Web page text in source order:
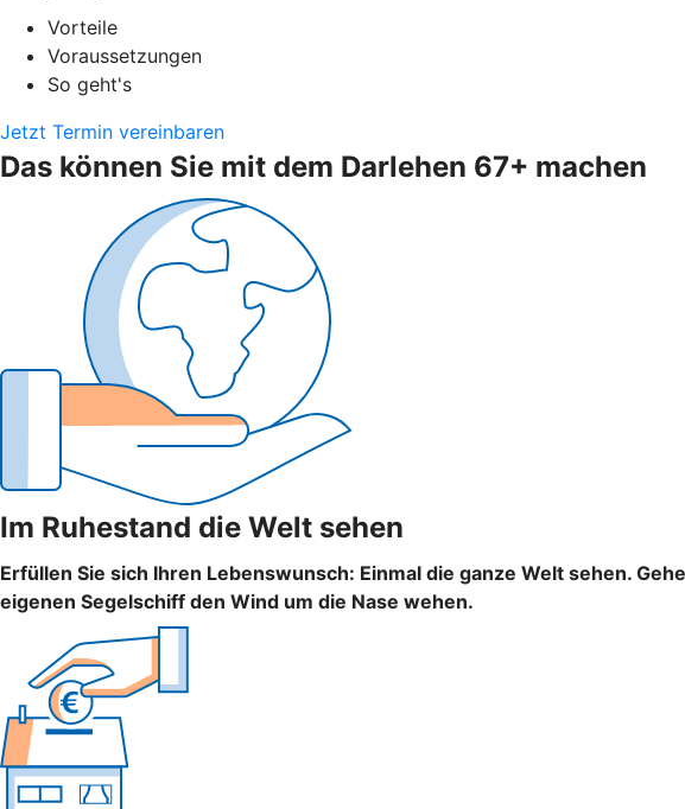
Vorteile
Voraussetzungen
So geht's
Jetzt Termin vereinbaren
Das können Sie mit dem Darlehen 67+ machen
Im Ruhestand die Welt sehen
Erfüllen Sie sich Ihren Lebenswunsch: Einmal die ganze Welt sehen.
eigenen Segelschiff den Wind um die Nase wehen.